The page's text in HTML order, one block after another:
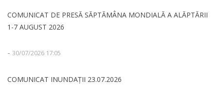
COMUNICAT DE PRESĂ SĂPTĂMÂNA MONDIALĂ A ALĂPTĂRII
1-7 AUGUST 2026
- 30/07/2026 17:05
COMUNICAT INUNDAȚII 23.07.2026